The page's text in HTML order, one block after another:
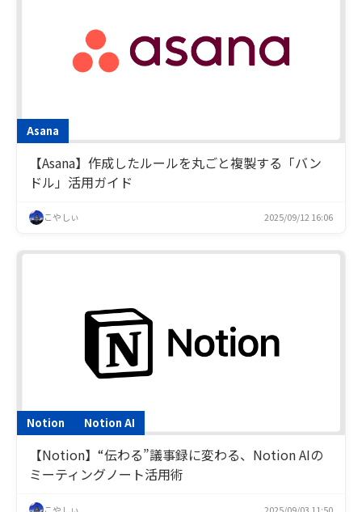
Asana
【Asana】作成したルールを丸ごと複製する「バン
ドル」活用ガイド
こやしぃ 2025/09/12 16:06
Notion Notion AI
【Notion】“伝わる”議事録に変わる、Notion AIの
ミーティングノート活用術